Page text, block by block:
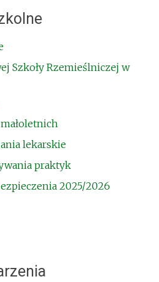
Szkoły Rzemieślniczej w
lekarskie
praktyk
2025/2026